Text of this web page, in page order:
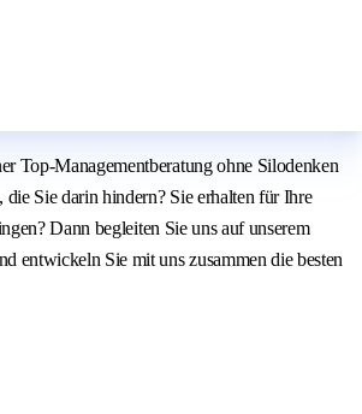
Top-Managementberatung ohne Silodenken
Sie darin hindern? Sie erhalten für Ihre
Dann begleiten Sie uns auf unserem
entwickeln Sie mit uns zusammen die besten